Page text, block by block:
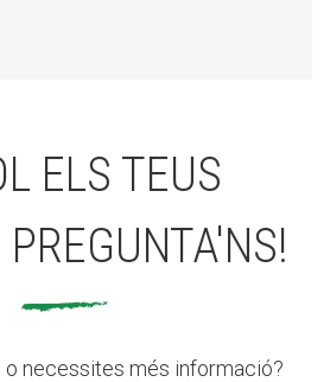
ELS TEUS
o necessites més informació?